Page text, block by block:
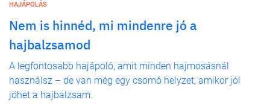
HAJÁPOLÁS
Nem is hinnéd, mi mindenre jó a
hajbalzsamod
A legfontosabb hajápoló, amit minden hajmosásnál
használsz – de van még egy csomó helyzet, amikor jól
jöhet a hajbalzsam.